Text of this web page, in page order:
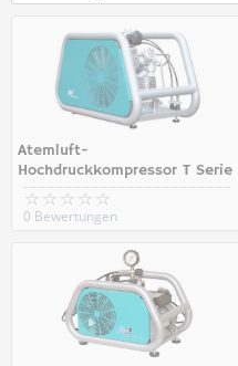
Atemluft-
Hochdruckkompressor T Serie
0 Bewertungen